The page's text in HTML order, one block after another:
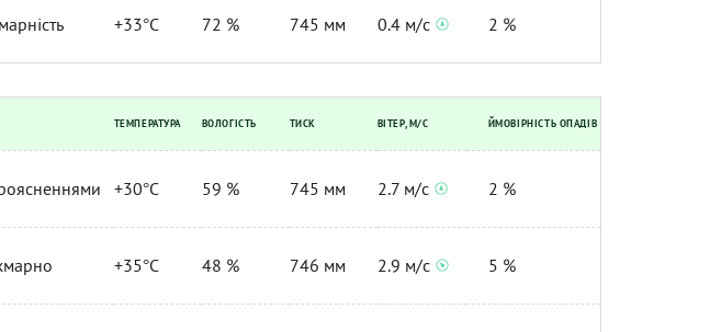
+33°C 72 % 745 мм 0.4 м/с 2 %
ТЕМПЕРАТУРА ВОЛОГІСТЬ ТИСК ВІТЕР, М/С ЙМОВІРНІСТЬ ОПАДІВ
+30°C 59 % 745 мм 2.7 м/с 2 %
+35°C 48 % 746 мм 2.9 м/с 5 %